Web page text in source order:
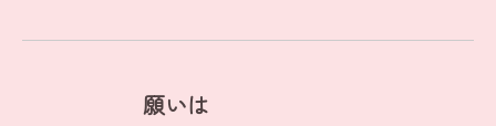
願いは